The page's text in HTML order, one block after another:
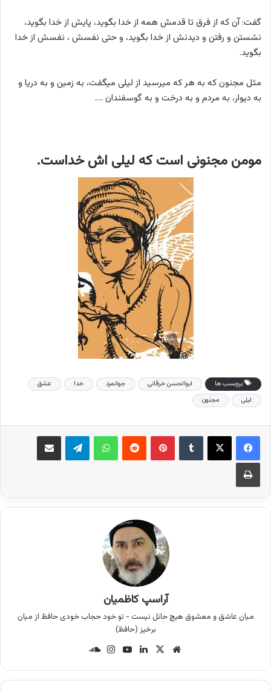
گفت: آن که از فرق تا قدمش همه از خدا بگوید، پایش از خدا بگوید،
نشستن و رفتن و دیدنش از خدا بگوید، و حتی نفسش ، نفسش از خدا
بگوید.
مثل مجنون که به هر که میرسید از لیلی میگفت، به زمین و به دریا و
به دیوار، به مردم و به درخت و به گوسفندان ….
مومن مجنونی است که لیلی اش خداست.
برچسب ها ابوالحسن خرقانی جوانمرد خدا
عشق
لیلی
مجنون
فیس بوک X ‫پین‌ترست ‫رددیت واتس آپ تلگرام
چاپ
آراسپ کاظمیان
میان عاشق و معشوق هیچ حائل نیست - تو خود حجاب خودی حافظ از میان
برخیز (حافظ)
وب
ت
X
لینک یوتی این
گرام کلو